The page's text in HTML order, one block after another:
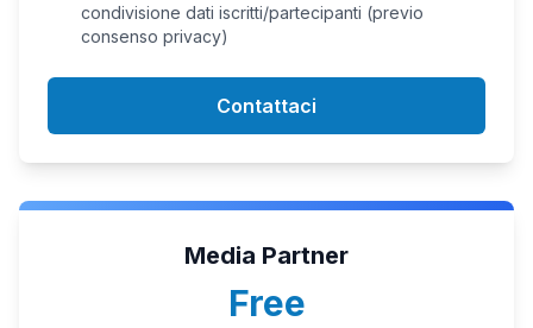
condivisione dati iscritti/partecipanti (previo
consenso privacy)
Contattaci
Media Partner
Free